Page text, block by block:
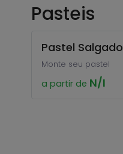
Pasteis
Pastel Salgado
Monte seu pastel
a partir de N/I